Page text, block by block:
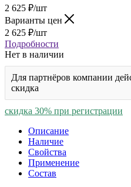
2 625 ₽/шт
Варианты цен
2 625 ₽/шт
Подробности
Нет в наличии
Для партнёров компании
скидка
скидка 30% при регистрации
Описание
Наличие
Свойства
Применение
Состав